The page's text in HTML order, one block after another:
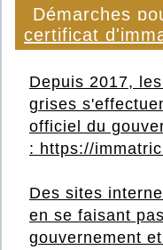
Démarches
certificat
Depuis 2017,
grises
officiel du
: https://
Des sites
en se faisant
gouvernement